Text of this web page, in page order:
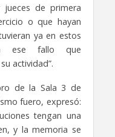
de primera
o que hayan
ya en estos
ese fallo que
actividad”.
de la Sala 3 de
fuero, expresó:
tengan una
y la memoria se